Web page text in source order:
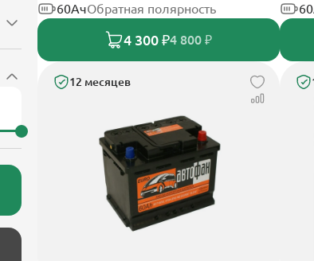
60АчОбратная полярность
4 300 ₽4 800 ₽
12 месяцев